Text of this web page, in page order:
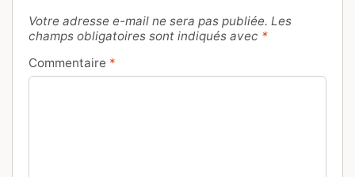
Votre adresse e-mail ne sera pas publiée. Les
champs obligatoires sont indiqués avec *
Commentaire *